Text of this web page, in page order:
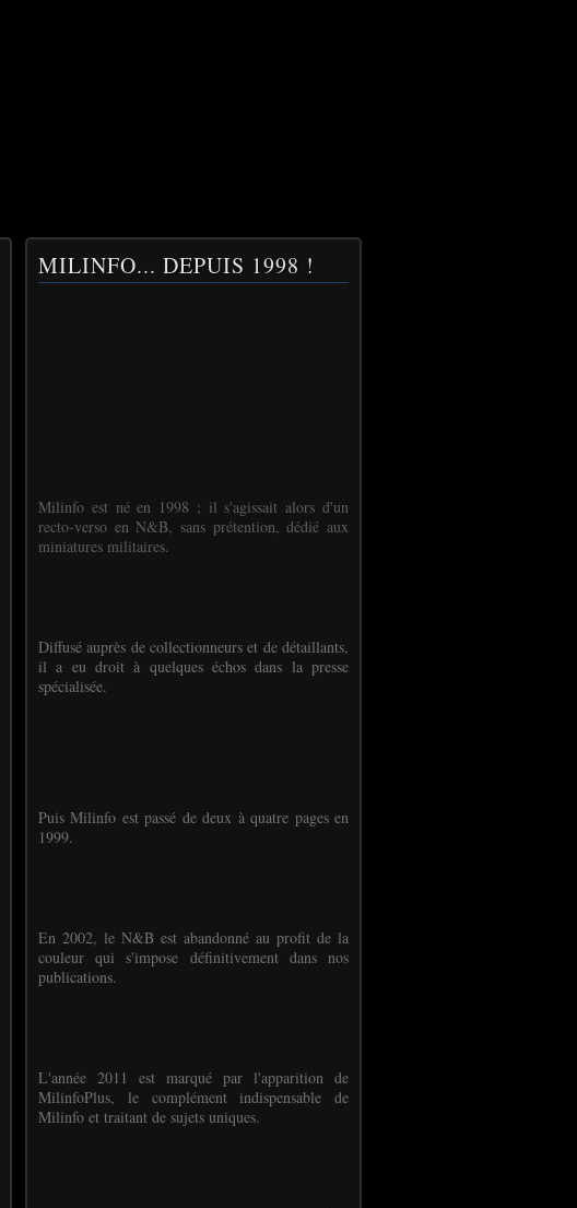
MILINFO... DEPUIS 1998 !
Milinfo est né en 1998 ; il s'agissait alors d'un
recto-verso en N&B, sans prétention, dédié aux
miniatures militaires.
Diffusé auprès de collectionneurs et de détaillants,
il a eu droit à quelques échos dans la presse
spécialisée.
Puis Milinfo est passé de deux à quatre pages en
1999.
En 2002, le N&B est abandonné au profit de la
couleur qui s'impose définitivement dans nos
publications.
L'année 2011 est marqué par l'apparition de
MilinfoPlus, le complément indispensable de
Milinfo et traitant de sujets uniques.